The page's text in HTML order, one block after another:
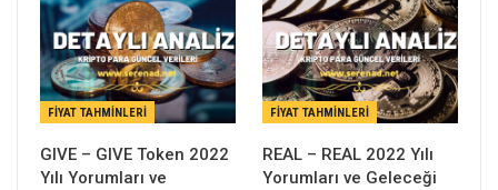
FIYAT TAHMINLERI
GIVE – GIVE Token 2022
Yılı Yorumları ve
FIYAT TAHMINLERI
REAL – REAL 2022 Yılı
Yorumları ve Geleceği